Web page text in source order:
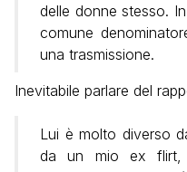
delle donne stesso.
comune
una trasmissione.
Inevitabile parlare del
Lui è molto diverso
da un mio ex flirt,